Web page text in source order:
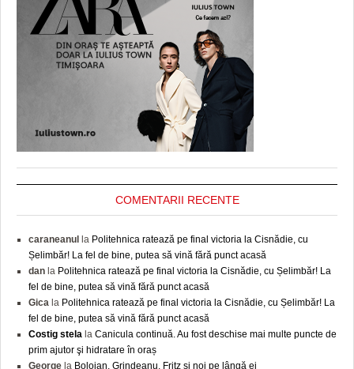
COMENTARII RECENTE
caraneanul la Politehnica ratează pe final victoria la Cisnădie, cu
Șelimbăr! La fel de bine, putea să vină fără punct acasă
dan la Politehnica ratează pe final victoria la Cisnădie, cu Șelimbăr! La
fel de bine, putea să vină fără punct acasă
Gica la Politehnica ratează pe final victoria la Cisnădie, cu Șelimbăr! La
fel de bine, putea să vină fără punct acasă
Costig stela la Canicula continuă. Au fost deschise mai multe puncte de
prim ajutor şi hidratare în oraș
George la Bolojan, Grindeanu, Fritz și noi pe lângă ei